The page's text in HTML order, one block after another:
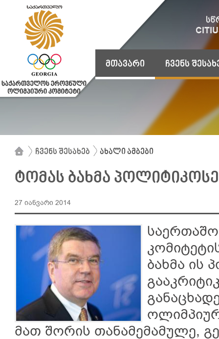
მთავარი ჩვენს
ჩვენს შესახებ ახალი ამბები
ტომას ბახმა
27 იანვარი 2014
ბახმა ის
მათ შორის თანამემამულე,